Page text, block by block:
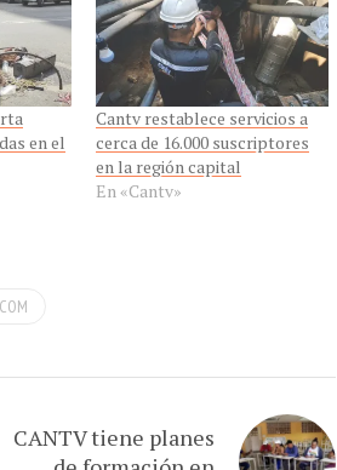
en el
Cantv restablece servicios a
cerca de 16.000 suscriptores
en la región capital
En «Cantv»
CANTV tiene planes